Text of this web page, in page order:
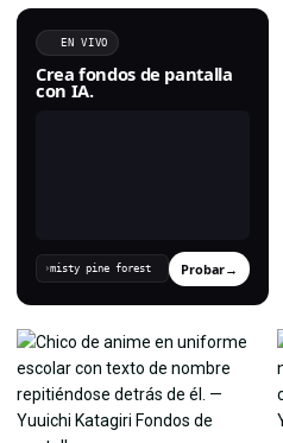
EN VIVO
Crea fondos de pantalla
con IA.
› Probar→